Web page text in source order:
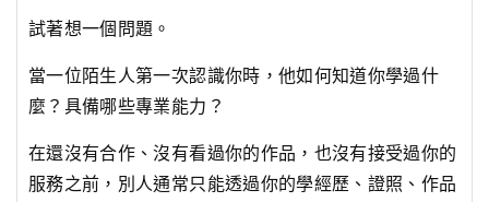
試著想一個問題。
當一位陌生人第一次認識你時，他如何知道你學過什
麼？具備哪些專業能力？
在還沒有合作、沒有看過你的作品，也沒有接受過你的
服務之前，別人通常只能透過你的學經歷、證照、作品